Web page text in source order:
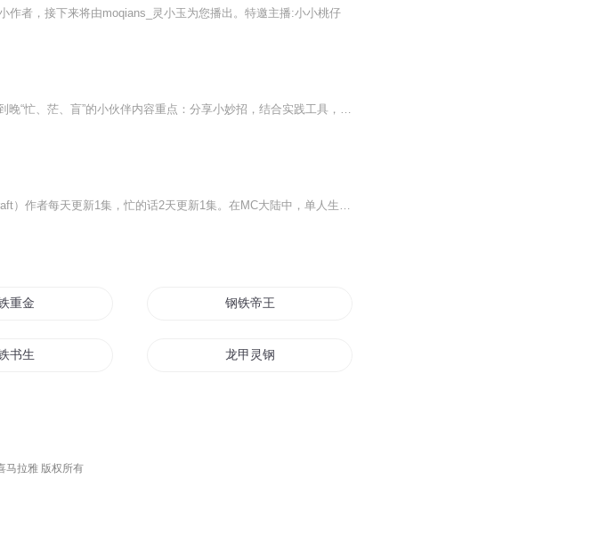
作者，接下来将由moqians_灵小玉为您播出。特邀主播:小小桃仔
节目主题：专注时间管理经验分享适合谁听：一天到晚“忙、茫、盲”的小伙伴内容重点：分享小妙招，结合实践工具，快速提升时间管理能力主播介绍：时间管理教练，持续践行2000天，效率达人更新频率：100讲日更+每周答疑
《我的世界之时空裂缝》（The time gap in Minecraft）作者每天更新1集，忙的话2天更新1集。在MC大陆中，单人生存地图的玩家竟和服务器玩家在另一个服务器相遇，不同的地图，不同的版本，却在一件事件后直接进入同一个服务器，究竟是何人所为，这之间，又有何内幕？敬请期待：《我的世界之时空裂缝》...
重金 钢铁帝王
书生 龙甲灵钢
马拉雅 版权所有